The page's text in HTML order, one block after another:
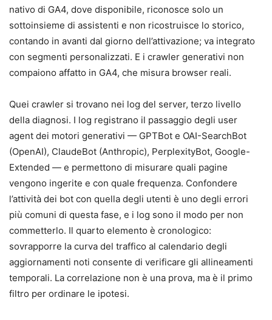
nativo di GA4, dove disponibile, riconosce solo un
sottoinsieme di assistenti e non ricostruisce lo storico,
contando in avanti dal giorno dell’attivazione; va integrato
con segmenti personalizzati. E i crawler generativi non
compaiono affatto in GA4, che misura browser reali.
Quei crawler si trovano nei log del server, terzo livello
della diagnosi. I log registrano il passaggio degli user
agent dei motori generativi — GPTBot e OAI-SearchBot
(OpenAI), ClaudeBot (Anthropic), PerplexityBot, Google-
Extended — e permettono di misurare quali pagine
vengono ingerite e con quale frequenza. Confondere
l’attività dei bot con quella degli utenti è uno degli errori
più comuni di questa fase, e i log sono il modo per non
commetterlo. Il quarto elemento è cronologico:
sovrapporre la curva del traffico al calendario degli
aggiornamenti noti consente di verificare gli allineamenti
temporali. La correlazione non è una prova, ma è il primo
filtro per ordinare le ipotesi.